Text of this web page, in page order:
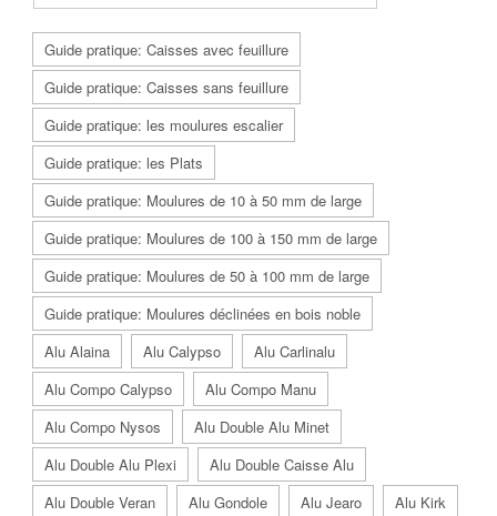
Guide pratique: Caisses avec feuillure
Guide pratique: Caisses sans feuillure
Guide pratique: les moulures escalier
Guide pratique: les Plats
Guide pratique: Moulures de 10 à 50 mm de large
Guide pratique: Moulures de 100 à 150 mm de large
Guide pratique: Moulures de 50 à 100 mm de large
Guide pratique: Moulures déclinées en bois noble
Alu Alaina
Alu Calypso
Alu Carlinalu
Alu Compo Calypso
Alu Compo Manu
Alu Compo Nysos
Alu Double Alu Minet
Alu Double Alu Plexi
Alu Double Caisse Alu
Alu Double Veran
Alu Gondole Alu Jearo
Alu Kirk